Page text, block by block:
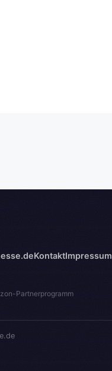
KontaktImpressum
Partnerprogramm